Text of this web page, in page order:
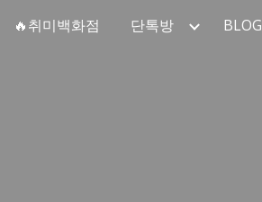
Skip to navigation
🔥취미백화점 단톡방 BLOG